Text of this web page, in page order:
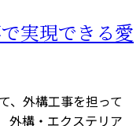
実現できる愛
、外構工事を担って
外構・エクステリア